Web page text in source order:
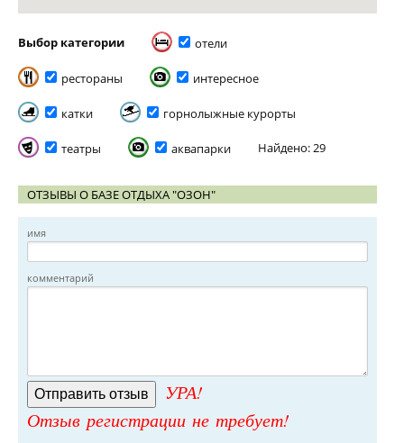
Выбор категории отели
рестораны интересное
катки горнолыжные курорты
театры аквапарки Найдено: 29
ОТЗЫВЫ О БАЗЕ ОТДЫХА "ОЗОН"
имя
комментарий
УРА!
Отзыв регистрации не требует!